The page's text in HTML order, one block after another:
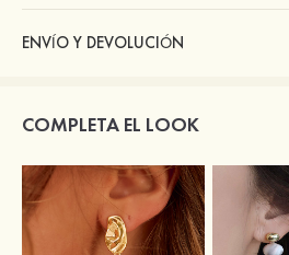
ENVÍO Y DEVOLUCIÓN
COMPLETA EL LOOK